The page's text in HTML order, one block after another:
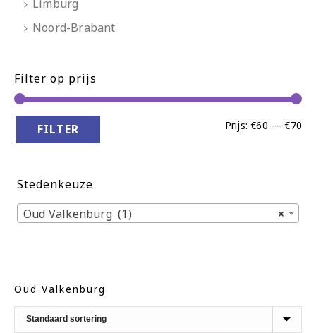
Oud Valkenburg
Limburg
Noord-Brabant
Filter op prijs
FILTER Prijs:€60 —€70
Stedenkeuze
×
Oud Valkenburg (1)